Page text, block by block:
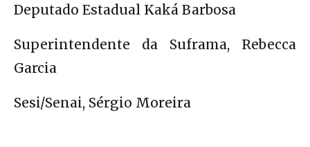
Deputado Estadual Kaká Barbosa
Superintendente da Suframa, Rebecca
Garcia
Sesi/Senai, Sérgio Moreira